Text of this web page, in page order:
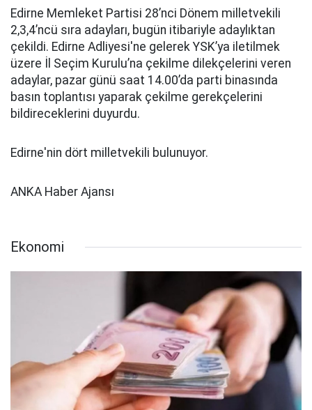
Edirne Memleket Partisi 28’nci Dönem milletvekili
2,3,4’ncü sıra adayları, bugün itibariyle adaylıktan
çekildi. Edirne Adliyesi'ne gelerek YSK’ya iletilmek
üzere İl Seçim Kurulu’na çekilme dilekçelerini veren
adaylar, pazar günü saat 14.00’da parti binasında
basın toplantısı yaparak çekilme gerekçelerini
bildireceklerini duyurdu.
Edirne'nin dört milletvekili bulunuyor.
ANKA Haber Ajansı
Ekonomi